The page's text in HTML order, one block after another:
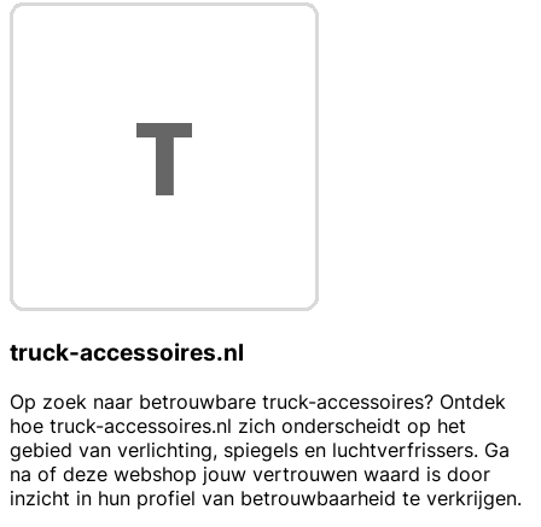
truck-accessoires.nl
Op zoek naar betrouwbare truck-accessoires? Ontdek
hoe truck-accessoires.nl zich onderscheidt op het
gebied van verlichting, spiegels en luchtverfrissers. Ga
na of deze webshop jouw vertrouwen waard is door
inzicht in hun profiel van betrouwbaarheid te verkrijgen.